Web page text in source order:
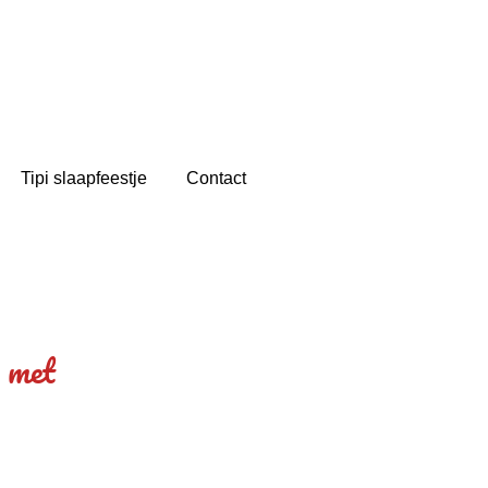
Tipi slaapfeestje Contact